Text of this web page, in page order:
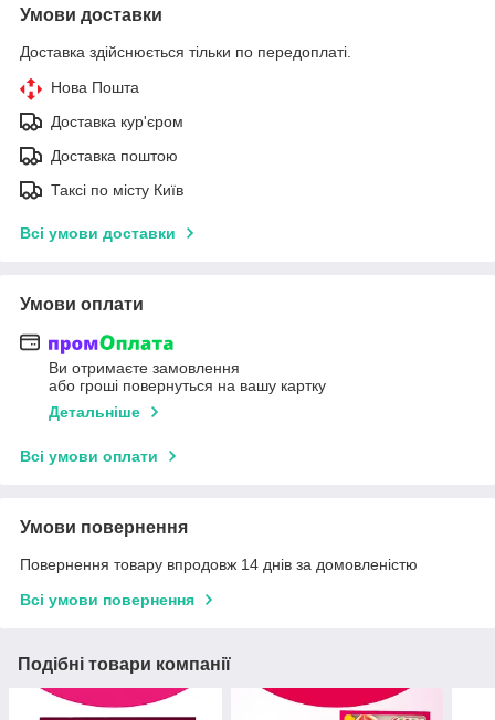
Умови доставки
Доставка здійснюється тільки по передоплаті.
Нова Пошта
Доставка кур'єром
Доставка поштою
Таксі по місту Київ
Всі умови доставки
Умови оплати
Ви отримаєте замовлення
або гроші повернуться на вашу картку
Детальніше
Всі умови оплати
Умови повернення
Повернення товару впродовж 14 днів за домовленістю
Всі умови повернення
Подібні товари компанії